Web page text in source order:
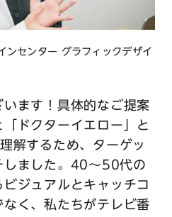
ンセンター グラフィックデザイ
います！具体的なご提案
ドクターイエロー」と
解するため、ターゲッ
しました。40〜50代の
ジュアルとキャッチコ
なく、私たちがテレビ番